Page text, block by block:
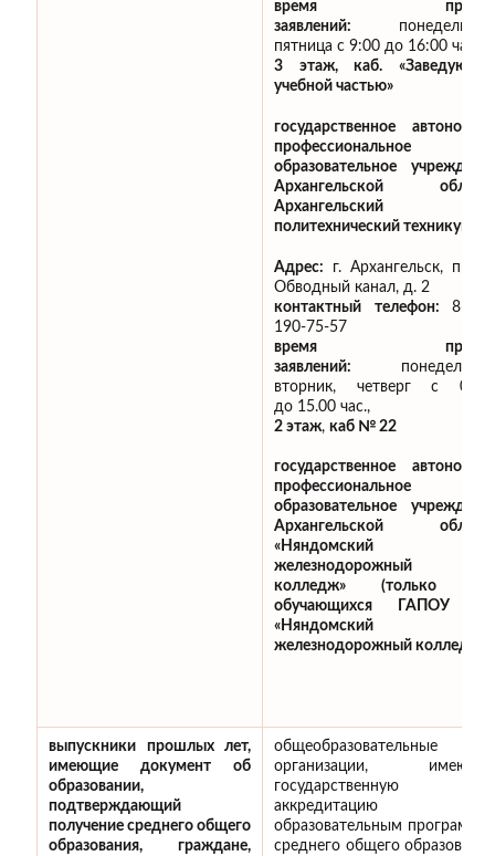
время
заявлений:
пятница с 9:00 до 16:00 час.,
3 этаж, каб.
учебной частью»
государственное
профессиональное
образовательное
Архангельской
Архангельский
политехнический техникум»
Адрес: г. Архангельск,
Обводный канал, д. 2
контактный телефон: 8-
190-75-57
время
заявлений:
вторник, четверг с
до 15.00 час.,
2 этаж, каб № 22
государственное
профессиональное
образовательное
Архангельской
«Няндомский
железнодорожный
колледж» (только
обучающихся ГАПОУ
«Няндомский
железнодорожный колледж»)
выпускники прошлых лет,
имеющие документ об
образовании,
подтверждающий
получение среднего общего
образования, граждане,
общеобразовательные
организации,
государственную
аккредитацию
образовательным
среднего общего